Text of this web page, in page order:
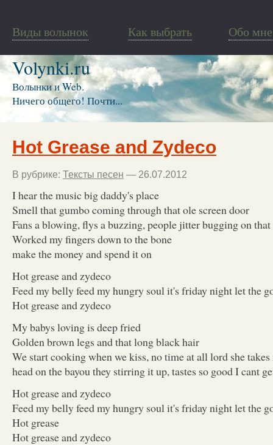
Виды волынок Как выбрать Обо мне
Volynki.ru
Волынки и Web.
Ничего общего! Почти...
Hot Grease and Zydeco
В рубрике: Тексты песен — 26.07.2012
I hear the music big daddy's place
Smell that gumbo coming through that ole screen door
Fans a blowing, flys a buzzing, people jitter bugging on
Worked my fingers down to the bone
make the money and spend it on
Hot grease and zydeco
Feed my belly feed my hungry soul it's friday night let the
Hot grease and zydeco
My babys loving is deep fried
Golden brown legs and that long black hair
We start cooking when we kiss, no time at all lord she takes
head on the bayou they stirring it up, tastes so good I cant
Hot grease and zydeco
Feed my belly feed my hungry soul it's friday night let the
Hot grease
Hot grease and zydeco